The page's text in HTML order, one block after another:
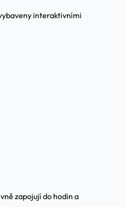
interaktivními
zapojují do hodin a